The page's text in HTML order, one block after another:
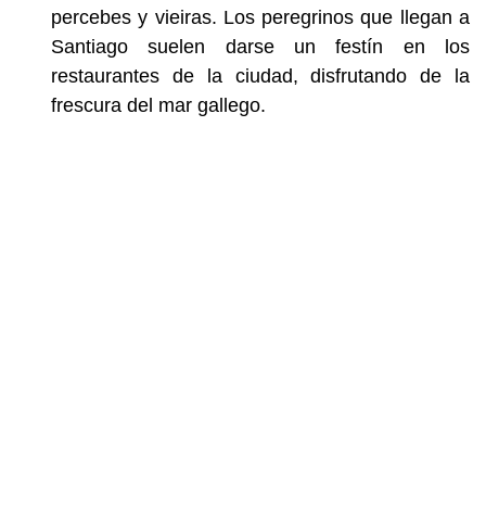
percebes y vieiras. Los peregrinos que llegan a
Santiago suelen darse un festín en los
restaurantes de la ciudad, disfrutando de la
frescura del mar gallego.